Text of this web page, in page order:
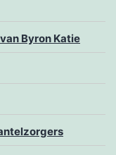
Byron Katie